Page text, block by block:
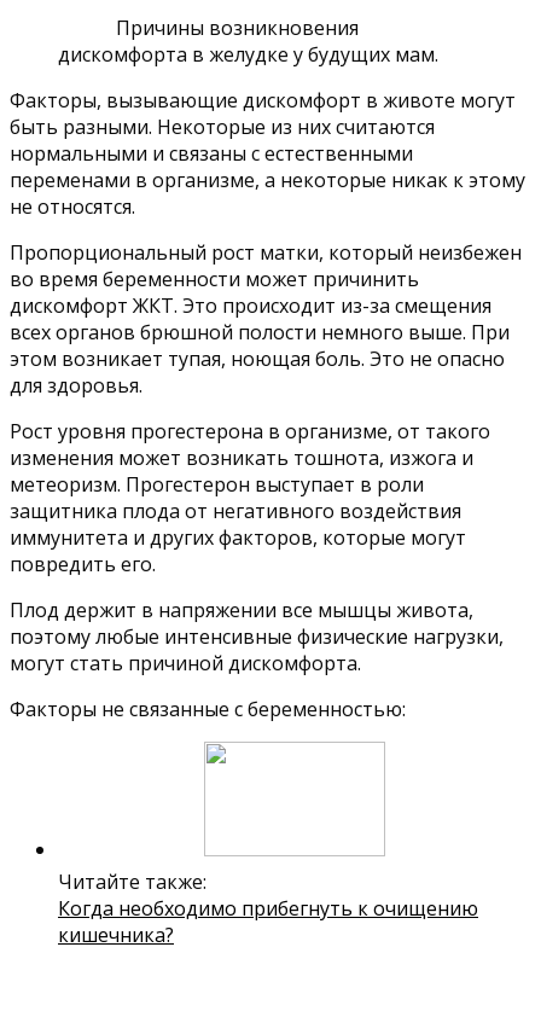
Причины возникновения
дискомфорта в желудке у будущих мам.
Факторы, вызывающие дискомфорт в животе могут
быть разными. Некоторые из них считаются
нормальными и связаны с естественными
переменами в организме, а некоторые никак к этому
не относятся.
Пропорциональный рост матки, который неизбежен
во время беременности может причинить
дискомфорт ЖКТ. Это происходит из-за смещения
всех органов брюшной полости немного выше. При
этом возникает тупая, ноющая боль. Это не опасно
для здоровья.
Рост уровня прогестерона в организме, от такого
изменения может возникать тошнота, изжога и
метеоризм. Прогестерон выступает в роли
защитника плода от негативного воздействия
иммунитета и других факторов, которые могут
повредить его.
Плод держит в напряжении все мышцы живота,
поэтому любые интенсивные физические нагрузки,
могут стать причиной дискомфорта.
Факторы не связанные с беременностью:
Читайте также:
Когда необходимо прибегнуть к очищению
кишечника?